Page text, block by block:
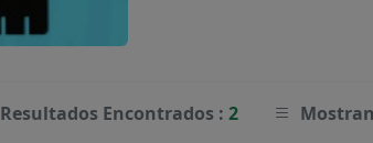
Resultados Encontrados : 2